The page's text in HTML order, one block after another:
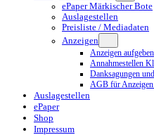
ePaper Märkischer Bote
Auslagestellen
Preisliste / Mediadaten
Anzeigen
Anzeigen aufgeben
Annahmestellen
Danksagungen
AGB für
Auslagestellen
ePaper
Shop
Impressum